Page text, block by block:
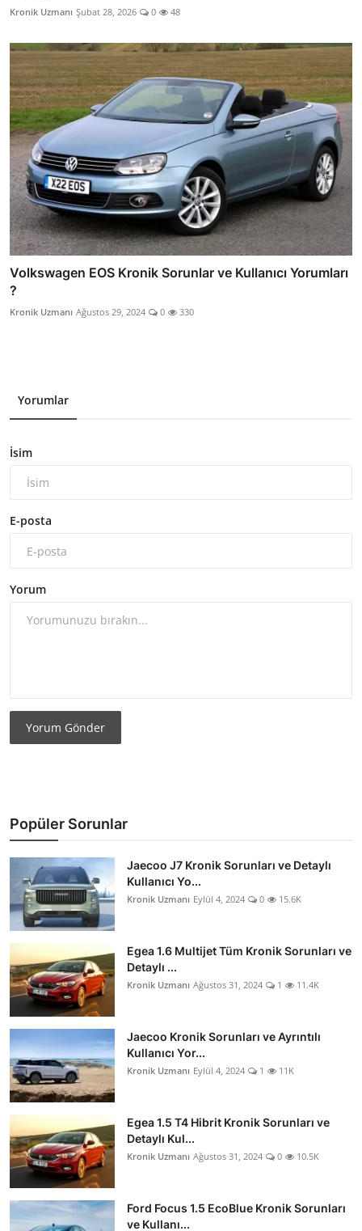
Kronik Uzmanı Şubat 28, 2026 0 48
Volkswagen EOS Kronik Sorunlar ve Kullanıcı Yorumları
?
Kronik Uzmanı Ağustos 29, 2024 0 330
Yorumlar
İsim
E-posta
Yorum
Yorum Gönder
Popüler Sorunlar
Jaecoo J7 Kronik Sorunları ve Detaylı
Kullanıcı Yo...
Kronik Uzmanı Eylül 4, 2024 0 15.6K
Egea 1.6 Multijet Tüm Kronik Sorunları ve
Detaylı ...
Kronik Uzmanı Ağustos 31, 2024 1 11.4K
Jaecoo Kronik Sorunları ve Ayrıntılı
Kullanıcı Yor...
Kronik Uzmanı Eylül 4, 2024 1 11K
Egea 1.5 T4 Hibrit Kronik Sorunları ve
Detaylı Kul...
Kronik Uzmanı Ağustos 31, 2024 0 10.5K
Ford Focus 1.5 EcoBlue Kronik Sorunları
ve Kullanı...